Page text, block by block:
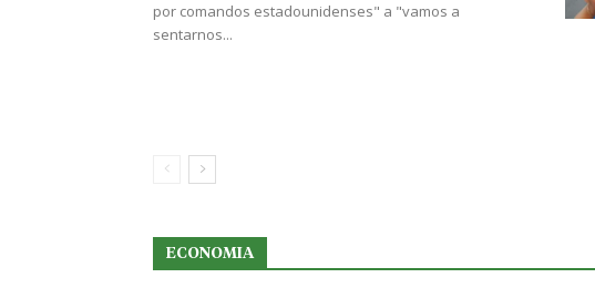
por comandos estadounidenses" a "vamos a
sentarnos...
ECONOMIA